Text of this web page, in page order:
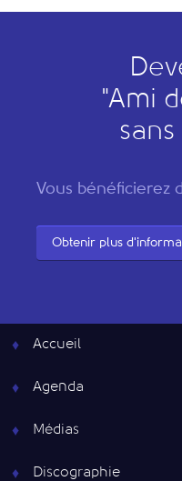
"Ami
Vous bénéficierez
Obtenir plus
Accueil
Agenda
Médias
Discographie